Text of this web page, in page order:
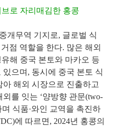
로 자리매김한 홍콩
개무역 기지로, 글로벌 식
점 역할을 한다. 많은 해외
해 중국 본토와 마카오 등
으며, 동시에 중국 본토 식
아 해외 시장으로 진출하고
외를 잇는 ‘양방향 관문(two-
식품·와인 교역을 촉진하
에 따르면, 2024년 홍콩의